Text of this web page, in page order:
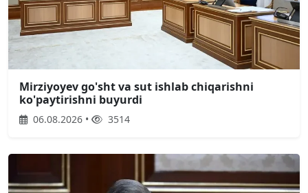
Mirziyoyev go'sht va sut ishlab chiqarishni
ko'paytirishni buyurdi
06.08.2026 • 3514